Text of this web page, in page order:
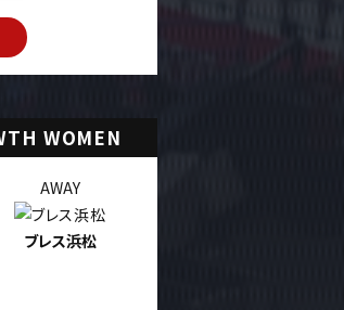
WOMEN
AWAY
ブレス浜松